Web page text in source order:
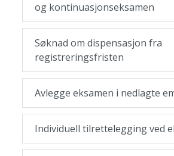
og kontinuasjonseksamen
Søknad om dispensasjon fra
registreringsfristen
Avlegge eksamen i nedlagte
Individuell tilrettelegging ved